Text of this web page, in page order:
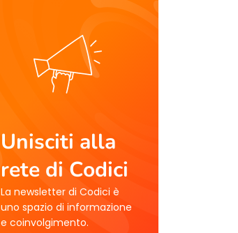
Unisciti alla
rete di Codici
La newsletter di Codici è
uno spazio di informazione
e coinvolgimento.